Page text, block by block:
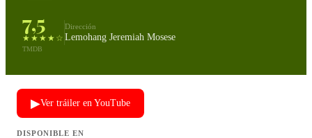
7,5
★★★★☆
TMDB
Dirección
Lemohang Jeremiah Mosese
▶Ver tráiler en YouTube
DISPONIBLE EN